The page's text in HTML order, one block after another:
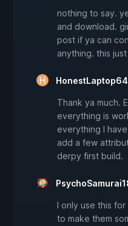
nothing to say.
and download.
post if ya can
anything. this
Thank ya much.
everything is
everything I
add a few
derpy first build.
I only use this
to make them